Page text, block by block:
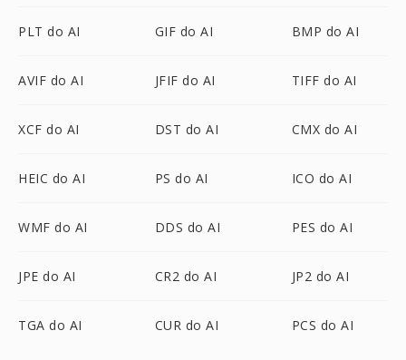
PLT do AI GIF do AI BMP do AI
AVIF do AI JFIF do AI TIFF do AI
XCF do AI DST do AI CMX do AI
HEIC do AI PS do AI ICO do AI
WMF do AI DDS do AI PES do AI
JPE do AI CR2 do AI JP2 do AI
TGA do AI CUR do AI PCS do AI